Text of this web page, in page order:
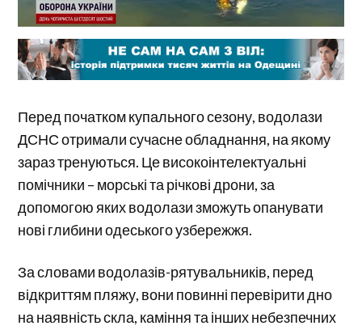
Перед початком купального сезону, водолази
ДСНС отримали сучасне обладнання, на якому
зараз тренуються. Це високоінтелектуальні
помічники – морські та річкові дрони, за
допомогою яких водолази зможуть опанувати
нові глибини одеського узбережжя.
За словами водолазів-рятувальників, перед
відкриттям пляжу, вони повинні перевірити дно
на наявність скла, каміння та інших небезпечних